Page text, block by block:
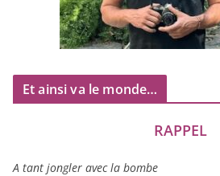
Et ainsi va le monde…
RAPPEL
A tant jon­gler avec la bombe